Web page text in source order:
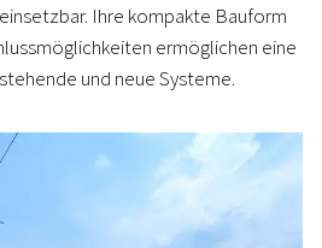
Ihre kompakte Bauform
ermöglichen eine
und neue Systeme.